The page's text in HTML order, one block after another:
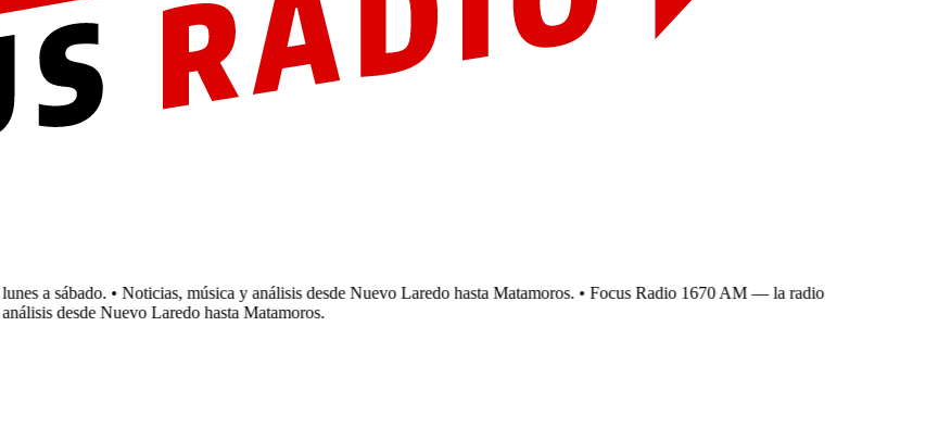
a sábado. • Noticias, música y análisis desde Nuevo Laredo hasta Matamoros. • Focus Radio 1670 AM — la radio
desde Nuevo Laredo hasta Matamoros.